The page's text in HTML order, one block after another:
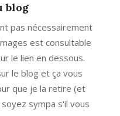
blog
pas nécessairement
est consultable
le lien en dessous.
le blog et ça vous
que je la retire (et
sympa s'il vous